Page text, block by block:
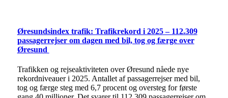
Øresundsindex trafik: Trafikrekord i 2025 – 112.309
passagerrejser om dagen med bil, tog og færge over
Øresund
Trafikken og rejseaktiviteten over Øresund nåede nye
rekordniveauer i 2025. Antallet af passagerrejser med bil,
tog og færge steg med 6,7 procent og oversteg for første